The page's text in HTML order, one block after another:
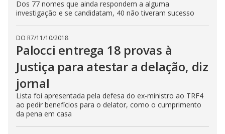
Dos 77 nomes que ainda respondem a alguma
investigação e se candidatam, 40 não tiveram sucesso
DO R7/11/10/2018
Palocci entrega 18 provas à
Justiça para atestar a delação, diz
jornal
Lista foi apresentada pela defesa do ex-ministro ao TRF4
ao pedir benefícios para o delator, como o cumprimento
da pena em casa